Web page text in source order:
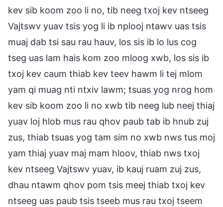
kev sib koom zoo li no, tib neeg txoj kev ntseeg
Vajtswv yuav tsis yog li ib nplooj ntawv uas tsis
muaj dab tsi sau rau hauv, los sis ib lo lus cog
tseg uas lam hais kom zoo mloog xwb, los sis ib
txoj kev caum thiab kev teev hawm li tej mlom
yam qi muag nti ntxiv lawm; tsuas yog nrog hom
kev sib koom zoo li no xwb tib neeg lub neej thiaj
yuav loj hlob mus rau qhov paub tab ib hnub zuj
zus, thiab tsuas yog tam sim no xwb nws tus moj
yam thiaj yuav maj mam hloov, thiab nws txoj
kev ntseeg Vajtswv yuav, ib kauj ruam zuj zus,
dhau ntawm qhov pom tsis meej thiab txoj kev
ntseeg uas paub tsis tseeb mus rau txoj tseem